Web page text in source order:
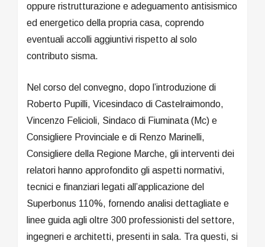
oppure ristrutturazione e adeguamento antisismico
ed energetico della propria casa, coprendo
eventuali accolli aggiuntivi rispetto al solo
contributo sisma.
Nel corso del convegno, dopo l’introduzione di
Roberto Pupilli, Vicesindaco di Castelraimondo,
Vincenzo Felicioli, Sindaco di Fiuminata (Mc) e
Consigliere Provinciale e di Renzo Marinelli,
Consigliere della Regione Marche, gli interventi dei
relatori hanno approfondito gli aspetti normativi,
tecnici e finanziari legati all’applicazione del
Superbonus 110%, fornendo analisi dettagliate e
linee guida agli oltre 300 professionisti del settore,
ingegneri e architetti, presenti in sala. Tra questi, si